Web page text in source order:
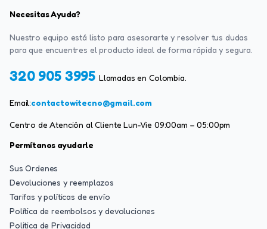
Necesitas Ayuda?
Nuestro equipo está listo para asesorarte y resolver tus dudas
para que encuentres el producto ideal de forma rápida y segura.
320 905 3995 Llamadas en Colombia.
Email:contactowitecno@gmail.com
Centro de Atención al Cliente Lun-Vie 09:00am – 05:00pm
Permítanos ayudarle
Sus Ordenes
Devoluciones y reemplazos
Tarifas y políticas de envío
Política de reembolsos y devoluciones
Politica de Privacidad